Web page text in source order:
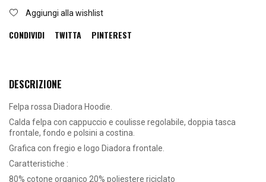
Aggiungi alla wishlist
CONDIVIDI TWITTA PINTEREST
DESCRIZIONE
Felpa rossa Diadora Hoodie.
Calda felpa con cappuccio e coulisse regolabile, doppia tasca
frontale, fondo e polsini a costina.
Grafica con fregio e logo Diadora frontale.
Caratteristiche :
80% cotone organico 20% poliestere riciclato